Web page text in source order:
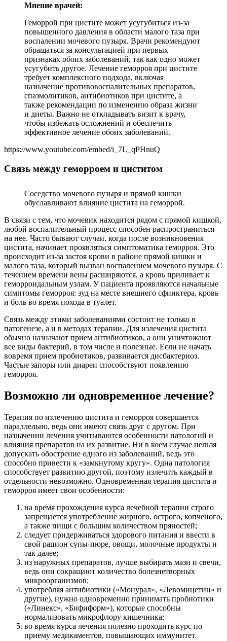
Мнение врачей:
Геморрой при цистите может усугубиться из-за
повышенного давления в области малого таза при
воспалении мочевого пузыря. Врачи рекомендуют
обращаться за консультацией при первых
признаках обоих заболеваний, так как одно может
усугубить другое. Лечение геморроя при цистите
требует комплексного подхода, включая
назначение противовоспалительных препаратов,
спазмолитиков, антибиотиков при цистите, а
также рекомендации по изменению образа жизни
и диеты. Важно не откладывать визит к врачу,
чтобы избежать осложнений и обеспечить
эффективное лечение обоих заболеваний.
https://www.youtube.com/embed/i_7L_qPHnuQ
Связь между геморроем и циститом
Соседство мочевого пузыря и прямой кишки
обуславливают влияние цистита на геморрой.
В связи с тем, что мочевик находится рядом с прямой кишкой,
любой воспалительный процесс способен распространиться
на нее. Часто бывают случаи, когда после возникновения
цистита, начинает проявляться симптоматика геморроя. Это
происходит из-за застоя крови в районе прямой кишки и
малого таза, который вызван воспалением мочевого пузыря. С
течением времени вены расширяются, а кровь приливает к
геморроидальным узлам. У пациента проявляются начальные
симптомы геморроя: зуд на месте внешнего сфинктера, кровь
и боль во время похода в туалет.
Связь между этими заболеваниями состоит не только в
патогенезе, а и в методах терапии. Для излечения цистита
обычно назначают прием антибиотиков, а они уничтожают
все виды бактерий, в том числе и полезные. Если не начать
вовремя прием пробиотиков, развивается дисбактериоз.
Частые запоры или диареи способствуют появлению
геморроя.
Возможно ли одновременное лечение?
Терапия по излечению цистита и геморроя совершается
параллельно, ведь они имеют связь друг с другом. При
назначении лечения учитываются особенности патологий и
влияния препаратов на их развитие. Ни в коем случае нельзя
допускать обострение одного из заболеваний, ведь это
способно привести к «замкнутому кругу». Одна патология
способствует развитию другой, поэтому излечить каждый в
отдельности невозможно. Одновременная терапия цистита и
геморроя имеет свои особенности:
на время прохождения курса лечебной терапии строго
запрещается употребление жирного, острого, копченого,
а также пищи с большим количеством пряностей;
следует придерживаться здорового питания и ввести в
свой рацион супы-пюре, овощи, молочные продукты и
так далее;
из наружных препаратов, лучше выбирать мази и свечи,
ведь они сокращают количество болезнетворных
микроорганизмов;
употребляя антибиотики («Монурал», «Левомицетин» и
другие), нужно одновременно принимать пробиотики
(«Линекс», «Бифиформ»), которые способны
нормализовать микрофлору кишечника;
во время курса лечения полезно проходить курс по
приему медикаментов, повышающих иммунитет.